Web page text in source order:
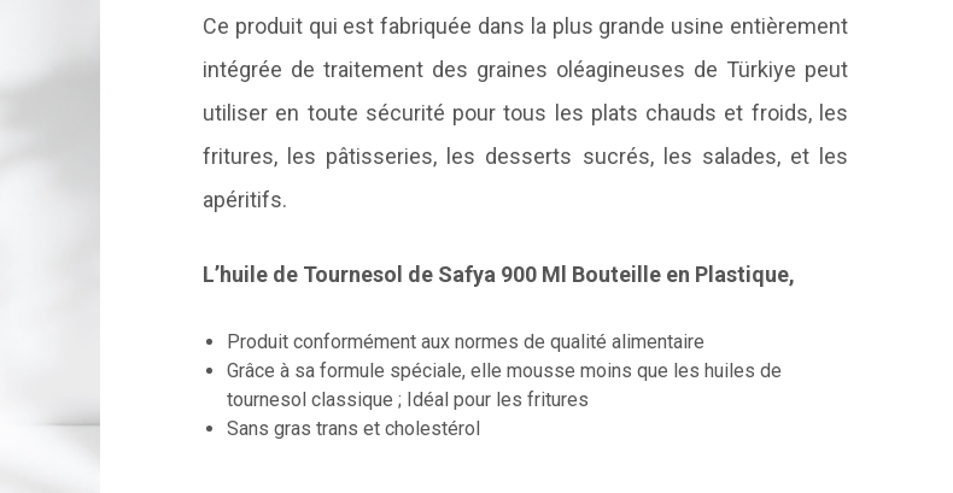
Ce produit qui est fabriquée dans la plus grande usine entièrement
intégrée de traitement des graines oléagineuses de Türkiye peut
utiliser en toute sécurité pour tous les plats chauds et froids, les
fritures, les pâtisseries, les desserts sucrés, les salades, et les
apéritifs.
L’huile de Tournesol de Safya 900 Ml Bouteille en Plastique,
Produit conformément aux normes de qualité alimentaire
Grâce à sa formule spéciale, elle mousse moins que les huiles de
tournesol classique ; Idéal pour les fritures
Sans gras trans et cholestérol